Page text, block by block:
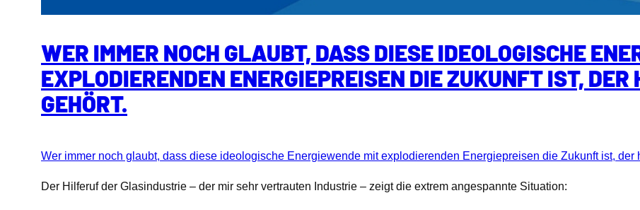
WER IMMER NOCH GLAUBT, DASS DIESE IDEOLOGISCHE
EXPLODIERENDEN ENERGIEPREISEN DIE ZUKUNFT IST,
GEHÖRT.
Wer immer noch glaubt, dass diese ideologische Energiewende mit explodierenden Energiepreisen die Zukunft ist, der
Der Hilferuf der Glasindustrie – der mir sehr vertrauten Industrie – zeigt die extrem angespannte Situation: